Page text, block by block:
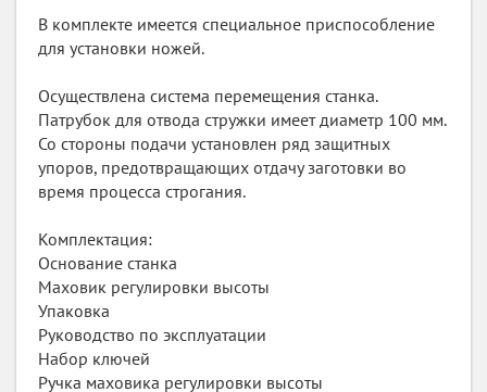
В комплекте имеется специальное приспособление
для установки ножей.
Осуществлена система перемещения станка.
Патрубок для отвода стружки имеет диаметр 100 мм.
Со стороны подачи установлен ряд защитных
упоров, предотвращающих отдачу заготовки во
время процесса строгания.
Комплектация:
Основание станка
Маховик регулировки высоты
Упаковка
Руководство по эксплуатации
Набор ключей
Ручка маховика регулировки высоты